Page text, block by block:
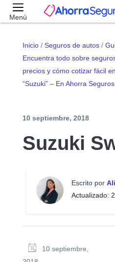
Menú
Inicio / Seguros de autos /
Encuentra todo sobre
precios y cómo cotizar fácil
“Suzuki” – En Ahorra Seguros
10 septiembre, 2018
Suzuki
Escrito por
Actualizado:
10 septiembre,